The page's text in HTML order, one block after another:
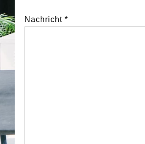
Nachricht *